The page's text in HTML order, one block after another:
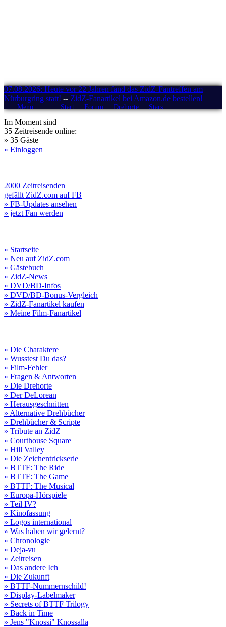
07.08.2026: Heute vor 22 Jahren fand das ZidZ-Fantreffen am
Nürburgring statt! -- ZidZ-Fanartikel bei Amazon.de bestellen!
Menü Start Forum Drehorte Stars
Im Moment sind
35 Zeitreisende online:
» 35 Gäste
» Einloggen
2000 Zeitreisenden
gefällt ZidZ.com auf FB
» FB-Updates ansehen
» jetzt Fan werden
» Startseite
» Neu auf ZidZ.com
» Gästebuch
» ZidZ-News
» DVD/BD-Infos
» DVD/BD-Bonus-Vergleich
» ZidZ-Fanartikel kaufen
» Meine Film-Fanartikel
» Die Charaktere
» Wusstest Du das?
» Film-Fehler
» Fragen & Antworten
» Die Drehorte
» Der DeLorean
» Herausgeschnitten
» Alternative Drehbücher
» Drehbücher & Scripte
» Tribute an ZidZ
» Courthouse Square
» Hill Valley
» Die Zeichentrickserie
» BTTF: The Ride
» BTTF: The Game
» BTTF: The Musical
» Europa-Hörspiele
» Teil IV?
» Kinofassung
» Logos international
» Was haben wir gelernt?
» Chronologie
» Deja-vu
» Zeitreisen
» Das andere Ich
» Die Zukunft
» BTTF-Nummernschild!
» Display-Labelmaker
» Secrets of BTTF Trilogy
» Back in Time
» Jens "Knossi" Knossalla